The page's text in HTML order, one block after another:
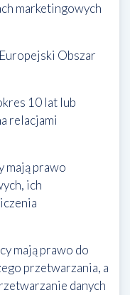
marketingowych
Obszar
10 lat lub
relacjami
mają prawo
ich
mają prawo do
przetwarzania, a
danych